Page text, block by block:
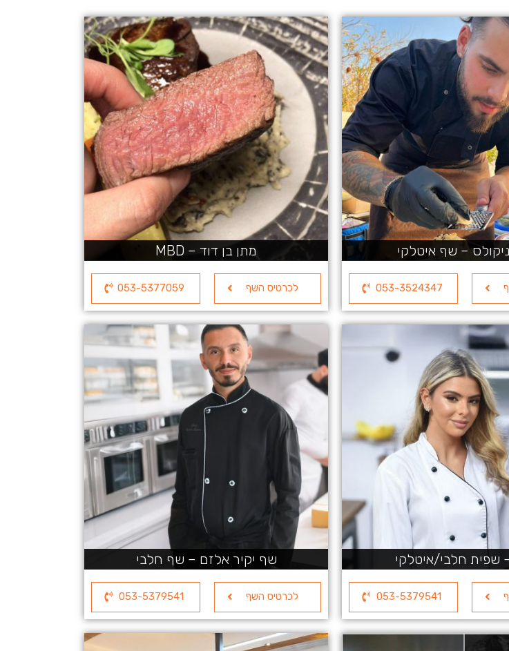
– שף איטלקי
053-3524347
מתן בן דוד – MBD
לכרטיס השף 053-5377059
– שפית חלבי/איטלקי
053-5379541
שף יקיר אלזם – שף חלבי
לכרטיס השף 053-5379541